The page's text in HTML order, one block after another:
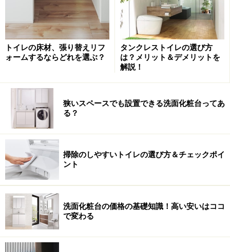
作をロック（無効）にすれば、いたずらなどによる誤作
動を防ぐことが可能です。
排水位置や低水圧にも対応ができ、設置に必要な部材も
揃っているので、リフォームでも施工しやすいのも魅力
のひとつ。清潔さを保ちやすく、価格もおさえたタンク
ニングしやすいのではないでしょうか。
■希望小売価格（税抜・工事費別）
便器単体（標準タイプ、床排水用 設置部材込み）：
196,000円
[詳細情報]パナソニック エコソリューションズ
※記事内容は執筆時点のものです。最新の内容をご確認くださ
い。
トイレの床材、張り替えリフ
ォームするならどれを選ぶ？
タンクレストイレの選び方
は？メリット＆デメリットを
解説！
狭いスペースでも設置できる洗面化粧台ってあ
る？
掃除のしやすいトイレの選び方＆チェックポイ
ント
洗面化粧台の価格の基礎知識！高い安いはココ
で変わる